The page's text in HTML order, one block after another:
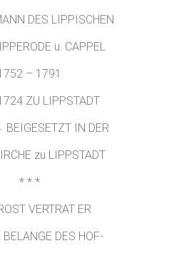
DES LIPPISCHEN
u. CAPPEL
– 1791
ZU LIPPSTADT
BEIGESETZT IN DER
zu LIPPSTADT
* * *
VERTRAT ER
DES HOF-